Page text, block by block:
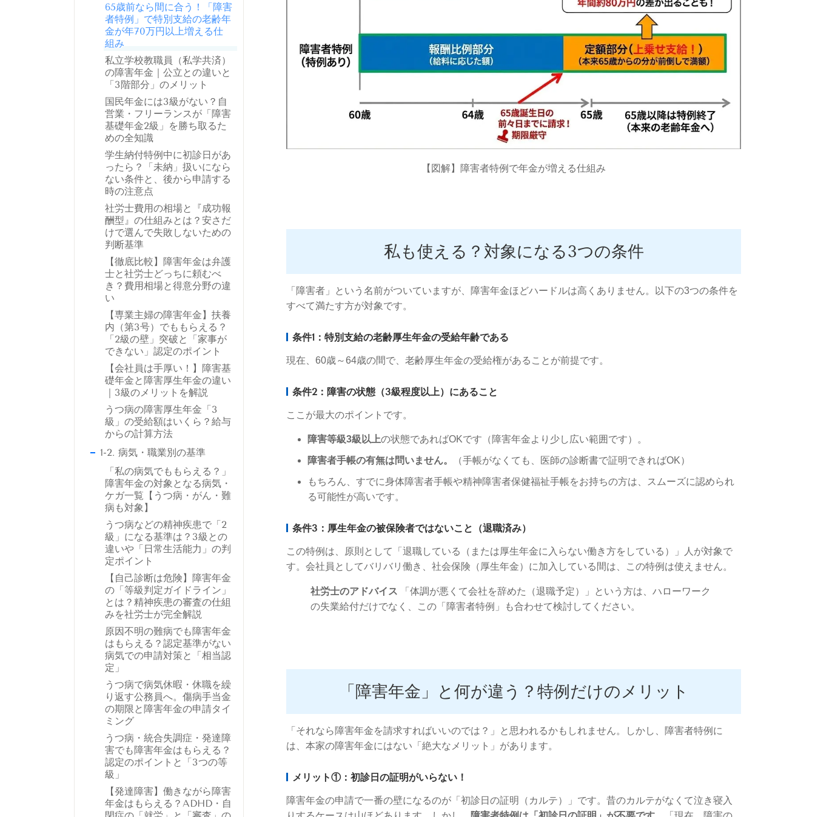
【図解】障害者特例で年金が増える仕組み
私も使える？対象になる3つの条件
「障害者」という名前がついていますが、障害年金ほどハードルは高くありません。以下の3つの条件を
すべて満たす方が対象です。
条件1：特別支給の老齢厚生年金の受給年齢である
現在、60歳～64歳の間で、老齢厚生年金の受給権があることが前提です。
条件2：障害の状態（3級程度以上）にあること
ここが最大のポイントです。
障害等級3級以上の状態であればOKです（障害年金より少し広い範囲です）。
障害者手帳の有無は問いません。 （手帳がなくても、医師の診断書で証明できればOK）
もちろん、すでに身体障害者手帳や精神障害者保健福祉手帳をお持ちの方は、スムーズに認められ
る可能性が高いです。
条件3：厚生年金の被保険者ではないこと（退職済み）
この特例は、原則として「退職している（または厚生年金に入らない働き方をしている）」人が対象で
す。会社員としてバリバリ働き、社会保険（厚生年金）に加入している間は、この特例は使えません。
社労士のアドバイス 「体調が悪くて会社を辞めた（退職予定）」という方は、ハローワーク
の失業給付だけでなく、この「障害者特例」も合わせて検討してください。
「障害年金」と何が違う？特例だけのメリット
「それなら障害年金を請求すればいいのでは？」と思われるかもしれません。しかし、障害者特例に
は、本家の障害年金にはない「絶大なメリット」があります。
メリット①：初診日の証明がいらない！
障害年金の申請で一番の壁になるのが「初診日の証明（カルテ）」です。昔のカルテがなくて泣き寝入
65歳前なら間に合う！「障害
者特例」で特別支給の老齢年
金が年70万円以上増える仕
組み
私立学校教職員（私学共済）
の障害年金｜公立との違いと
「3階部分」のメリット
国民年金には3級がない？自
営業・フリーランスが「障害
基礎年金2級」を勝ち取るた
めの全知識
学生納付特例中に初診日があ
ったら？「未納」扱いになら
ない条件と、後から申請する
時の注意点
社労士費用の相場と『成功報
酬型』の仕組みとは？安さだ
けで選んで失敗しないための
判断基準
【徹底比較】障害年金は弁護
士と社労士どっちに頼むべ
き？費用相場と得意分野の違
い
【専業主婦の障害年金】扶養
内（第3号）でももらえる？
「2級の壁」突破と「家事が
できない」認定のポイント
【会社員は手厚い！】障害基
礎年金と障害厚生年金の違い
｜3級のメリットを解説
うつ病の障害厚生年金「3
級」の受給額はいくら？給与
からの計算方法
1-2. 病気・職業別の基準
「私の病気でももらえる？」
障害年金の対象となる病気・
ケガ一覧【うつ病・がん・難
病も対象】
うつ病などの精神疾患で「2
級」になる基準は？3級との
違いや「日常生活能力」の判
定ポイント
【自己診断は危険】障害年金
の「等級判定ガイドライン」
とは？精神疾患の審査の仕組
みを社労士が完全解説
原因不明の難病でも障害年金
はもらえる？認定基準がない
病気での申請対策と「相当認
定」
うつ病で病気休暇・休職を繰
り返す公務員へ。傷病手当金
の期限と障害年金の申請タイ
ミング
うつ病・統合失調症・発達障
害でも障害年金はもらえる？
認定のポイントと「3つの等
級」
【発達障害】働きながら障害
年金はもらえる？ADHD・自